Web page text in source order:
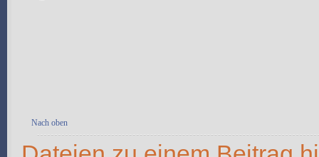
Nach oben